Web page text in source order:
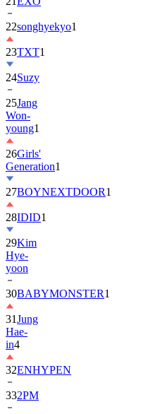
22songhyekyo1
23TXT1
24Suzy
25Jang
Won-
young1
26Girls'
Generation1
27BOYNEXTDOOR1
28IDID1
29Kim
Hye-
yoon
30BABYMONSTER1
31Jung
Hae-
in4
32ENHYPEN
332PM